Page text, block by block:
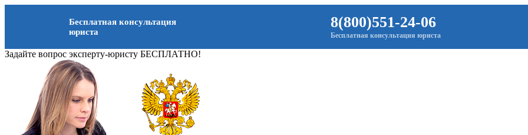
Бесплатная консультация
юриста
8(800)551-24-06
Бесплатная консультация юриста
Задайте вопрос эксперту-юристу БЕСПЛАТНО!